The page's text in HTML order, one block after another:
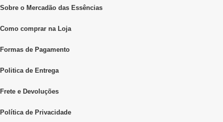
Sobre o Mercadão das Essências
Como comprar na Loja
Formas de Pagamento
Politica de Entrega
Frete e Devoluções
Política de Privacidade